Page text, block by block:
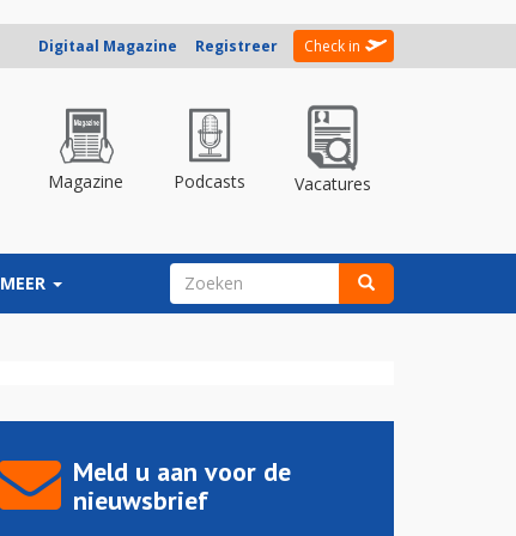
Digitaal Magazine Registreer Check in
Magazine Podcasts Vacatures
MEER ZOEKVELD
Meld u aan voor de
nieuwsbrief